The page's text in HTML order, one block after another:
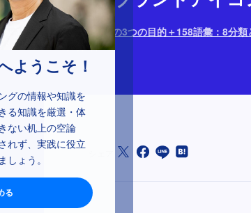
ようこそ！
グの情報や知識を
る知識を厳選・体
ない机上の空論
れず、実践に役立
しょう。
る
ブランディングの3つの目的＋158語彙：8分
2025年1月6日